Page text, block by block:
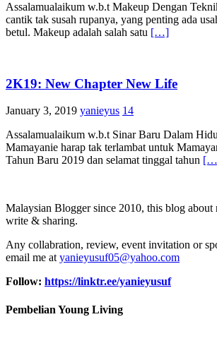
Assalamualaikum w.b.t Makeup Dengan
cantik tak susah rupanya, yang penting ada
betul. Makeup adalah salah satu […]
2K19: New Chapter New Life
January 3, 2019 yanieyus 14
Assalamualaikum w.b.t Sinar Baru Dalam
Mamayanie harap tak terlambat untuk
Tahun Baru 2019 dan selamat tinggal tahun
Malaysian Blogger since 2010, this blog
write & sharing.
Any collabration, review, event invitation or
email me at yanieyusuf05@yahoo.com
Follow: https://linktr.ee/yanieyusuf
Pembelian Young Living